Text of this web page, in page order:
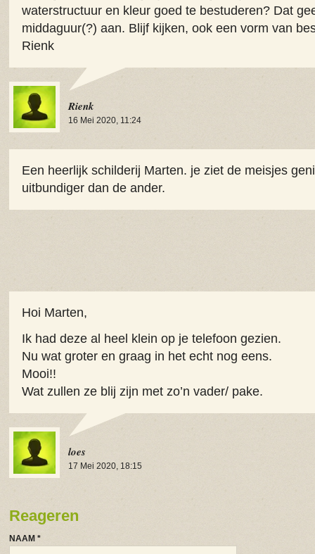
waterstructuur en kleur goed te bestuderen? Dat
middaguur(?) aan. Blijf kijken, ook een vorm van
Rienk
Rienk
16 Mei 2020, 11:24
Een heerlijk schilderij Marten. je ziet de meisjes
uitbundiger dan de ander.
Hoi Marten,
Ik had deze al heel klein op je telefoon gezien.
Nu wat groter en graag in het echt nog eens.
Mooi!!
Wat zullen ze blij zijn met zo’n vader/ pake.
loes
17 Mei 2020, 18:15
Reageren
NAAM *